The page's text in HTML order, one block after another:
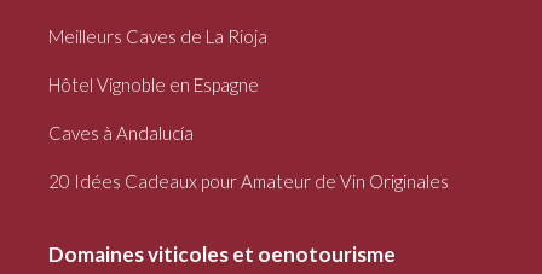
Meilleurs Caves de La Rioja
Hôtel Vignoble en Espagne
Caves à Andalucía
20 Idées Cadeaux pour Amateur de Vin Originales
Domaines viticoles et oenotourisme